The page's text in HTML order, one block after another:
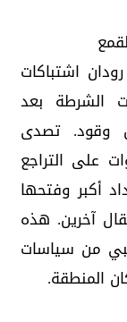
اشتباكات
الشرطة بعد
وقود. تصدى
على التراجع
أكبر وفتحها
آخرين. هذه
من سياسات
المنطقة.